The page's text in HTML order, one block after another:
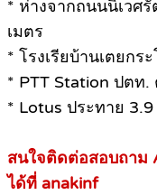
* ห่างจากถนนนิเวศ
เมตร
* โรงเรียบ้านเตยกร
* PTT Station ปตท.
* Lotus ประทาย 3.9
สนใจติดต่อสอบถาม
ได้ที่ anakinf